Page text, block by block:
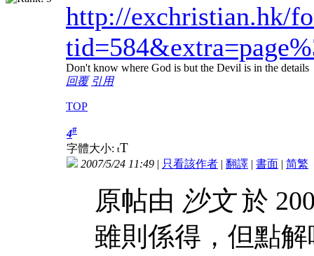
http://exchristian.hk/
Don't know where God is but the Devil is in the details
回覆 引用
TOP
4#
字體大小: tT
2007/5/24 11:49 | 只看該作者 | 翻譯 | 書面 | 简繁
原帖由 沙文於
雖則係得，但點